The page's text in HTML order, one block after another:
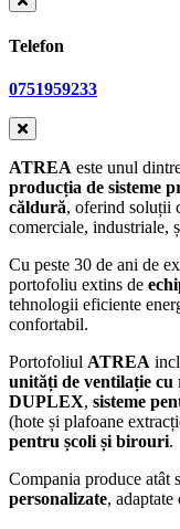
Telefon
0751959233
ATREA este unul
producția de sisteme
căldură, oferind soluții
comerciale, industriale,
Cu peste 30 de ani de
portofoliu extins de
tehnologii eficiente
confortabil.
Portofoliul ATREA
unități de ventilație cu
DUPLEX, sisteme
(hote și plafoane
pentru școli și birouri.
Compania produce atât
personalizate,